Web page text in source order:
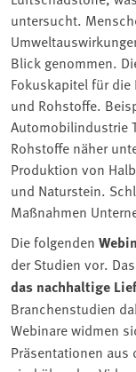
untersucht.
Blick genommen.
Fokuskapitel für die
und Rohstoffe.
Automobilindustrie
Rohstoffe näher
Produktion von
und Naturstein.
Maßnahmen
Die folgenden
der Studien vor.
das nachhaltige
Branchenstudien
Webinare widmen
Präsentationen aus